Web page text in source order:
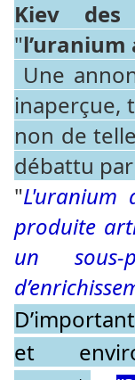
Kiev
"
Une
inaperçue,
non de
débattu
"L'uranium
produite
un sous-
et